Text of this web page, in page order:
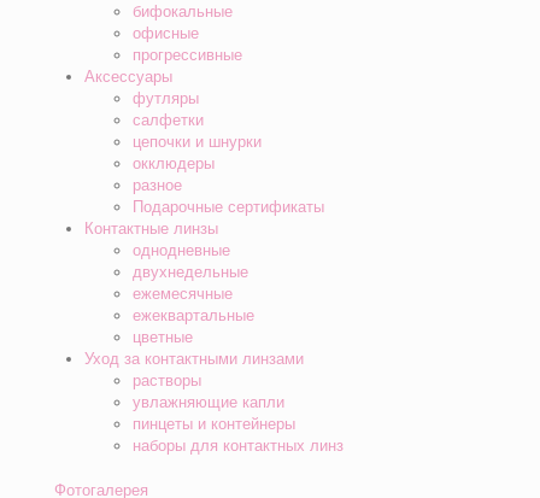
бифокальные
офисные
прогрессивные
Аксессуары
футляры
салфетки
цепочки и шнурки
окклюдеры
разное
Подарочные сертификаты
Контактные линзы
однодневные
двухнедельные
ежемесячные
ежеквартальные
цветные
Уход за контактными линзами
растворы
увлажняющие капли
пинцеты и контейнеры
наборы для контактных линз
Фотогалерея